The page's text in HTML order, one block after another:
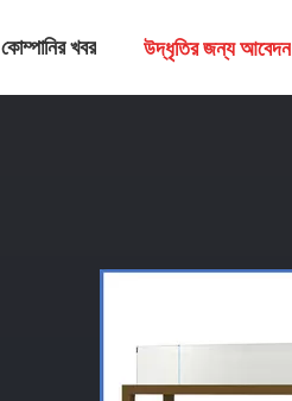
কোম্পানির খবর উদ্ধৃতির জন্য আবেদন